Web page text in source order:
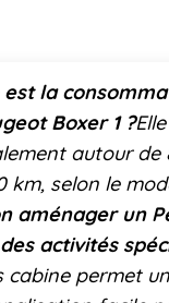
est la
Boxer 1 ?
autour de
km, selon le
aménager un
activités
cabine permet